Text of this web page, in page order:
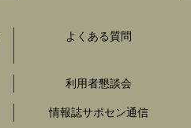
よくある質問
利用者懇談会
情報誌サポセン通信